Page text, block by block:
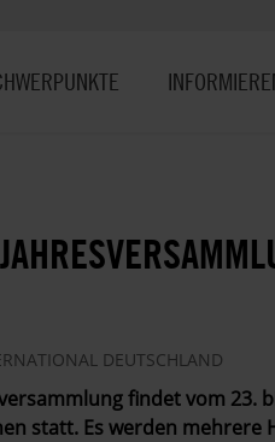
DEUTSCHLAND
findet vom 23.
statt. Es werden